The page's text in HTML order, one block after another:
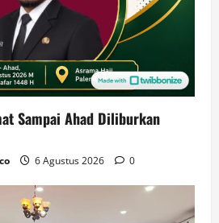
Sampai Ahad Diliburkan
6 Agustus 2026 0